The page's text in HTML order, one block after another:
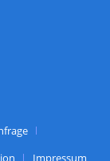
Impressum